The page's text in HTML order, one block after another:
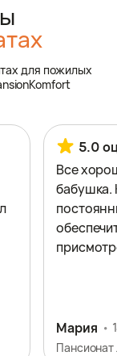
для пожилых
5.0
Все
бабушка.
Мария